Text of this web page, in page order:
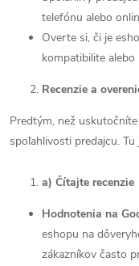
telefónu alebo
Overte si, či je
kompatibilite
Recenzie a
Predtým, než
spoľahlivosti predajcu.
a) Čítajte recenzie
Hodnotenia na
eshopu na
zákazníkov často